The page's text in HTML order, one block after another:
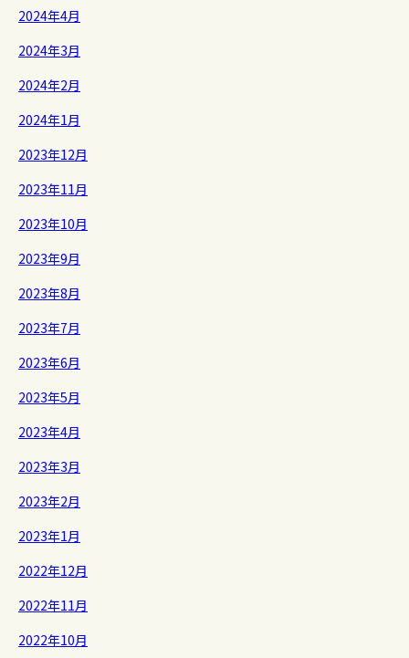
2024年4月
2024年3月
2024年2月
2024年1月
2023年12月
2023年11月
2023年10月
2023年9月
2023年8月
2023年7月
2023年6月
2023年5月
2023年4月
2023年3月
2023年2月
2023年1月
2022年12月
2022年11月
2022年10月